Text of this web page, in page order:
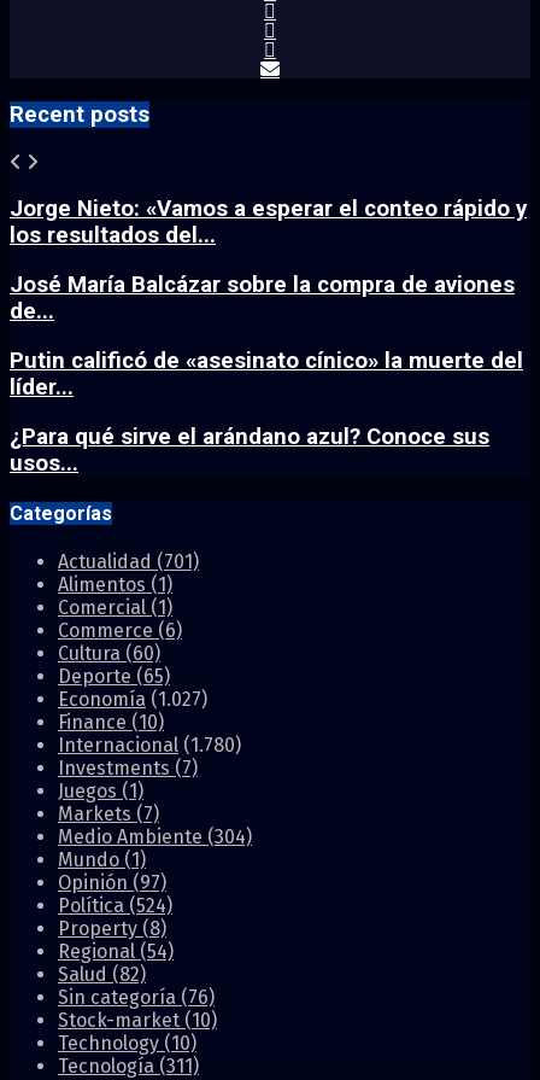
Recent posts
Jorge Nieto: «Vamos a esperar el conteo rápido y
los resultados del...
José María Balcázar sobre la compra de aviones
de...
Putin calificó de «asesinato cínico» la muerte del
líder...
¿Para qué sirve el arándano azul? Conoce sus
usos...
Categorías
Actualidad (701)
Alimentos (1)
Comercial (1)
Commerce (6)
Cultura (60)
Deporte (65)
Economía (1.027)
Finance (10)
Internacional (1.780)
Investments (7)
Juegos (1)
Markets (7)
Medio Ambiente (304)
Mundo (1)
Opinión (97)
Política (524)
Property (8)
Regional (54)
Salud (82)
Sin categoría (76)
Stock-market (10)
Technology (10)
Tecnología (311)